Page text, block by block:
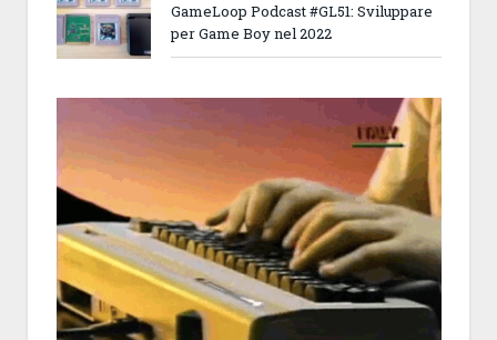
GameLoop Podcast #GL51: Sviluppare
per Game Boy nel 2022